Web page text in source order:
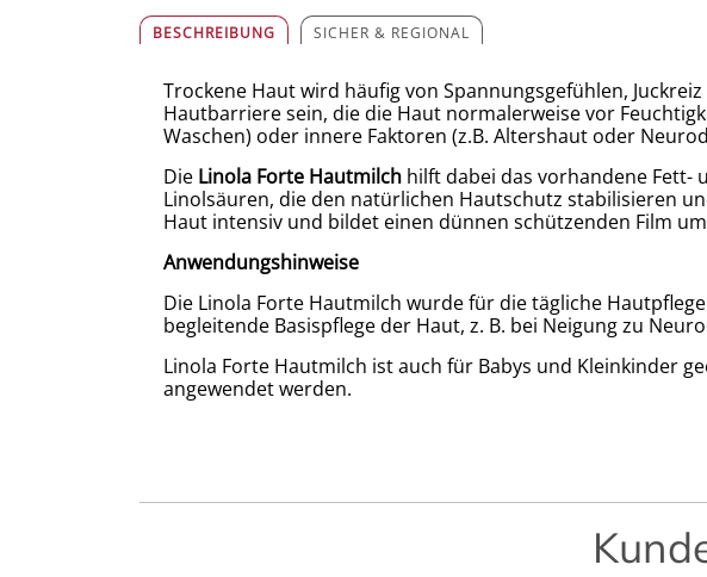
BESCHREIBUNG SICHER & REGIONAL
Trockene Haut wird häufig von Spannungsgefühlen,
Hautbarriere sein, die die Haut normalerweise vor
Waschen) oder innere Faktoren (z.B. Altershaut oder
Die Linola Forte Hautmilch hilft dabei das vorhandene Fett-
Linolsäuren, die den natürlichen Hautschutz stabilisieren
Haut intensiv und bildet einen dünnen schützenden Film
Anwendungshinweise
Die Linola Forte Hautmilch wurde für die tägliche
begleitende Basispflege der Haut, z. B. bei Neigung zu
Linola Forte Hautmilch ist auch für Babys und Kleinkinder
angewendet werden.